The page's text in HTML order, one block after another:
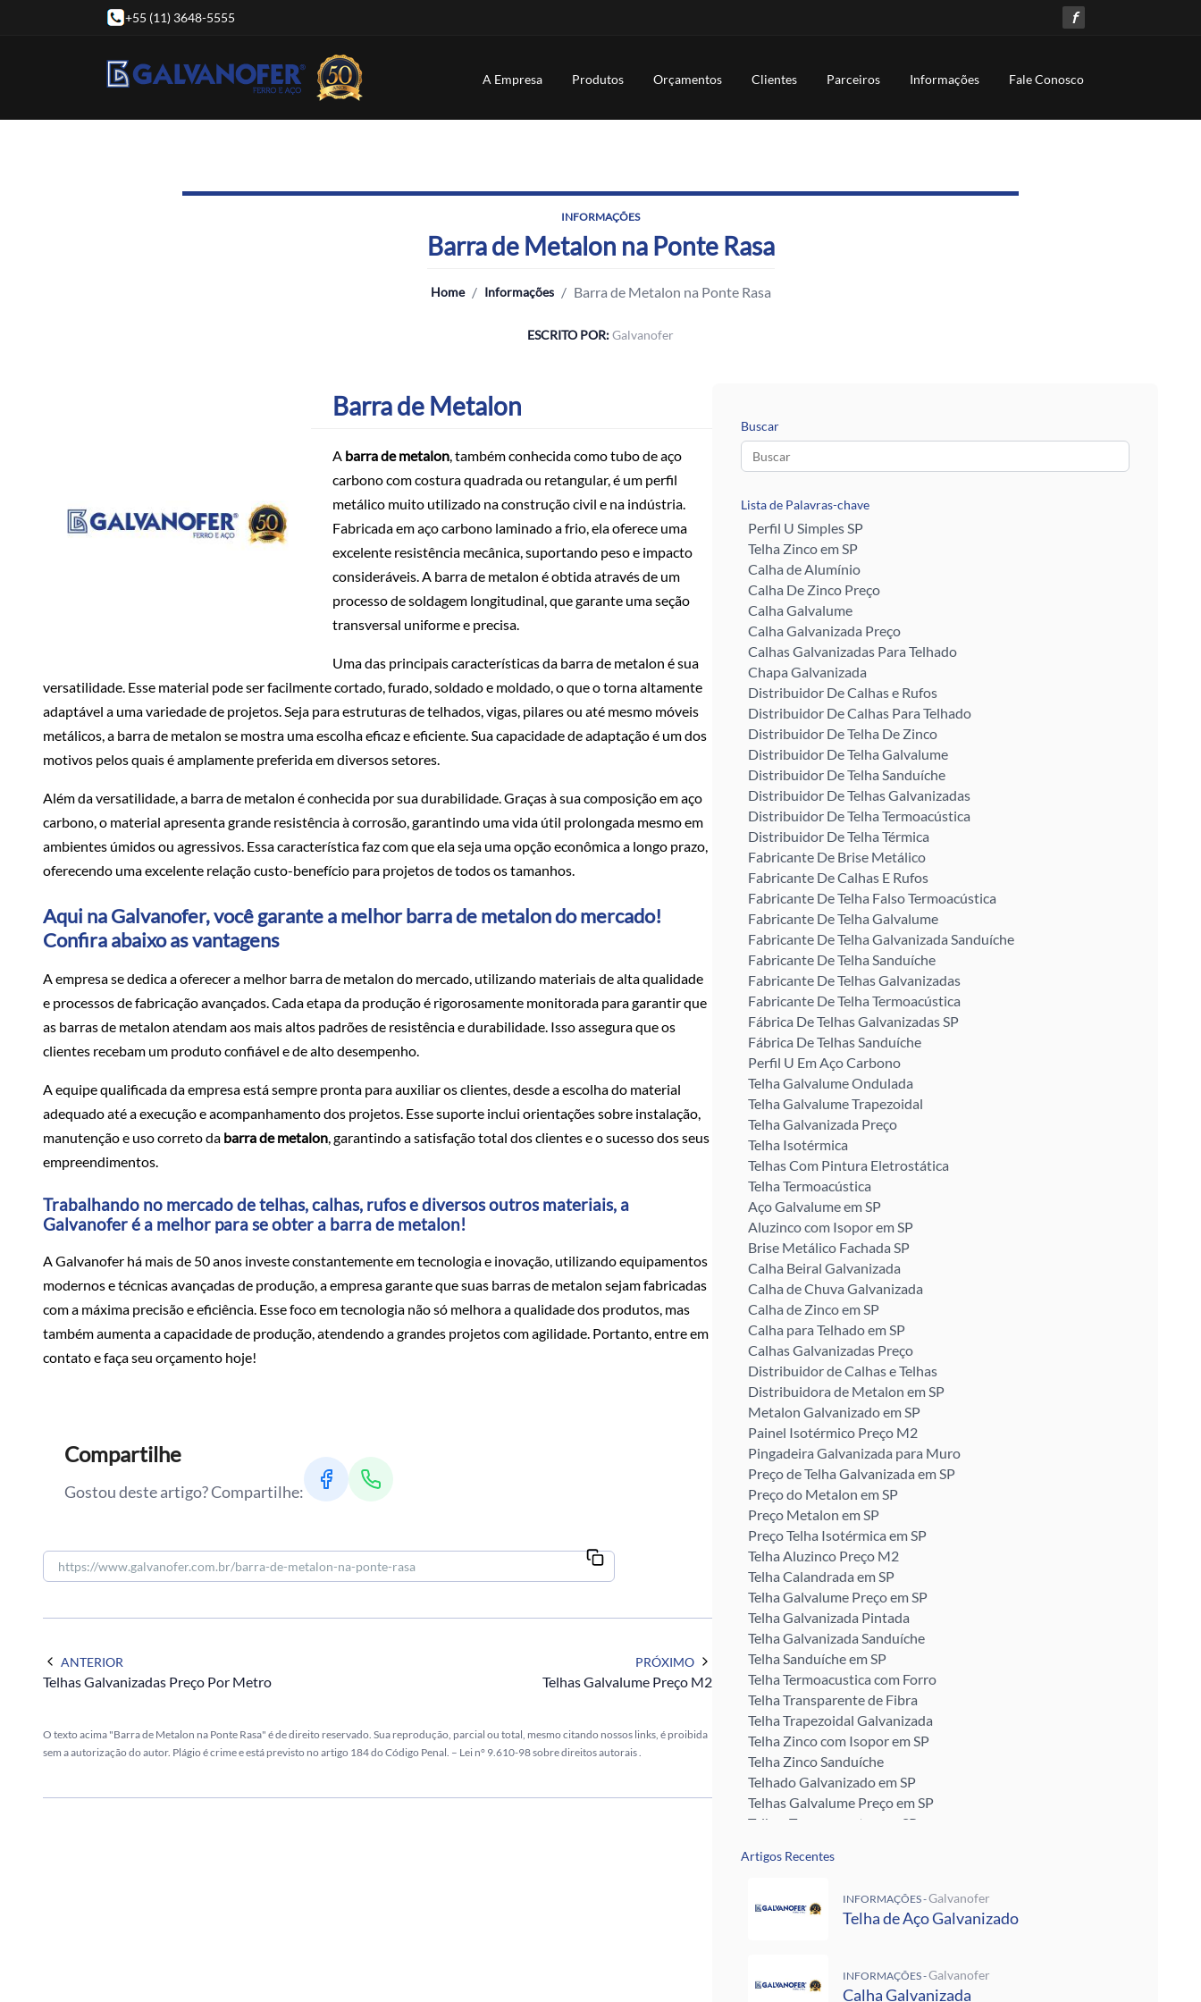
+55 (11) 3648-5555 f
A Empresa Produtos Orçamentos Clientes Parceiros Informações Fale Conosco
INFORMAÇÕES
Barra de Metalon na Ponte Rasa
Home / Informações / Barra de Metalon na Ponte Rasa
ESCRITO POR:Galvanofer
Barra de Metalon
A barra de metalon, também conhecida como tubo de aço
carbono com costura quadrada ou retangular, é um perfil
metálico muito utilizado na construção civil e na indústria.
Fabricada em aço carbono laminado a frio, ela oferece uma
excelente resistência mecânica, suportando peso e impacto
consideráveis. A barra de metalon é obtida através de um
processo de soldagem longitudinal, que garante uma seção
transversal uniforme e precisa.
Uma das principais características da barra de metalon é sua
versatilidade. Esse material pode ser facilmente cortado, furado, soldado e moldado, o que o torna altamente
adaptável a uma variedade de projetos. Seja para estruturas de telhados, vigas, pilares ou até mesmo móveis
metálicos, a barra de metalon se mostra uma escolha eficaz e eficiente. Sua capacidade de adaptação é um dos
motivos pelos quais é amplamente preferida em diversos setores.
Além da versatilidade, a barra de metalon é conhecida por sua durabilidade. Graças à sua composição em aço
carbono, o material apresenta grande resistência à corrosão, garantindo uma vida útil prolongada mesmo em
ambientes úmidos ou agressivos. Essa característica faz com que ela seja uma opção econômica a longo prazo,
oferecendo uma excelente relação custo-benefício para projetos de todos os tamanhos.
Aqui na Galvanofer, você garante a melhor barra de metalon do mercado!
Confira abaixo as vantagens
A empresa se dedica a oferecer a melhor barra de metalon do mercado, utilizando materiais de alta qualidade
e processos de fabricação avançados. Cada etapa da produção é rigorosamente monitorada para garantir que
as barras de metalon atendam aos mais altos padrões de resistência e durabilidade. Isso assegura que os
clientes recebam um produto confiável e de alto desempenho.
A equipe qualificada da empresa está sempre pronta para auxiliar os clientes, desde a escolha do material
adequado até a execução e acompanhamento dos projetos. Esse suporte inclui orientações sobre instalação,
manutenção e uso correto da barra de metalon, garantindo a satisfação total dos clientes e o sucesso dos seus
empreendimentos.
Trabalhando no mercado de telhas, calhas, rufos e diversos outros materiais, a
Galvanofer é a melhor para se obter a barra de metalon!
A Galvanofer há mais de 50 anos investe constantemente em tecnologia e inovação, utilizando equipamentos
modernos e técnicas avançadas de produção, a empresa garante que suas barras de metalon sejam fabricadas
com a máxima precisão e eficiência. Esse foco em tecnologia não só melhora a qualidade dos produtos, mas
também aumenta a capacidade de produção, atendendo a grandes projetos com agilidade. Portanto, entre em
contato e faça seu orçamento hoje!
Compartilhe
Gostou deste artigo? Compartilhe:
ANTERIOR
Telhas Galvanizadas Preço Por Metro
PRÓXIMO
Telhas Galvalume Preço M2
O texto acima "Barra de Metalon na Ponte Rasa" é de direito reservado. Sua reprodução, parcial ou total, mesmo citando nossos links, é proibida
sem a autorização do autor. Plágio é crime e está previsto no artigo 184 do Código Penal. – Lei n° 9.610-98 sobre direitos autorais
Buscar
Lista de Palavras-chave
Perfil U Simples SP
Telha Zinco em SP
Calha de Alumínio
Calha De Zinco Preço
Calha Galvalume
Calha Galvanizada Preço
Calhas Galvanizadas Para Telhado
Chapa Galvanizada
Distribuidor De Calhas e Rufos
Distribuidor De Calhas Para Telhado
Distribuidor De Telha De Zinco
Distribuidor De Telha Galvalume
Distribuidor De Telha Sanduíche
Distribuidor De Telhas Galvanizadas
Distribuidor De Telha Termoacústica
Distribuidor De Telha Térmica
Fabricante De Brise Metálico
Fabricante De Calhas E Rufos
Fabricante De Telha Falso Termoacústica
Fabricante De Telha Galvalume
Fabricante De Telha Galvanizada Sanduíche
Fabricante De Telha Sanduíche
Fabricante De Telhas Galvanizadas
Fabricante De Telha Termoacústica
Fábrica De Telhas Galvanizadas SP
Fábrica De Telhas Sanduíche
Perfil U Em Aço Carbono
Telha Galvalume Ondulada
Telha Galvalume Trapezoidal
Telha Galvanizada Preço
Telha Isotérmica
Telhas Com Pintura Eletrostática
Telha Termoacústica
Aço Galvalume em SP
Aluzinco com Isopor em SP
Brise Metálico Fachada SP
Calha Beiral Galvanizada
Calha de Chuva Galvanizada
Calha de Zinco em SP
Calha para Telhado em SP
Calhas Galvanizadas Preço
Distribuidor de Calhas e Telhas
Distribuidora de Metalon em SP
Metalon Galvanizado em SP
Painel Isotérmico Preço M2
Pingadeira Galvanizada para Muro
Preço de Telha Galvanizada em SP
Preço do Metalon em SP
Preço Metalon em SP
Preço Telha Isotérmica em SP
Telha Aluzinco Preço M2
Telha Calandrada em SP
Telha Galvalume Preço em SP
Telha Galvanizada Pintada
Telha Galvanizada Sanduíche
Telha Sanduíche em SP
Telha Termoacustica com Forro
Telha Transparente de Fibra
Telha Trapezoidal Galvanizada
Telha Zinco com Isopor em SP
Telha Zinco Sanduíche
Telhado Galvanizado em SP
Telhas Galvalume Preço em SP
Telhas Transparentes em SP
Rufos para Telhado
Valor da Telha de Zinco
Pingadeira para Telhado
Telha Galvanizada Preço M2
Telha Zipada
Artigos Recentes
INFORMAÇÕES -Galvanofer
Telha de Aço Galvanizado
INFORMAÇÕES -Galvanofer
Calha Galvanizada